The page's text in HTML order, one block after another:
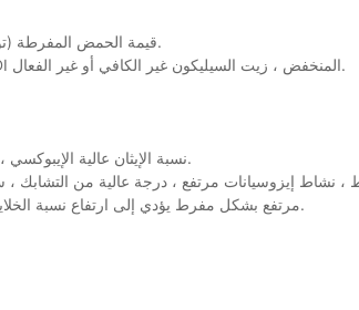
polyolth polyols: قيمة الحمض المفرطة (تؤثر على معدل التفاعل) ، الشوائب العالية ، النشاط المنخفض ، الوزن الجزيئي العالي.
صياغة العملية: الأمين الزائد ، محفز من القصدير المنخفض (الرغوة السريعة والجلد البطيء) ، مؤشر TDI المنخفض ، زيت السيليكون غير الكافي أو غير الفعال.
Polyether Polyols: نسبة الإيثان عالية الإيبوكسي ، نشاط عالي ، تحدث غالبًا عند التحول إلى بوليول بوليول مع مستويات نشاط مختلفة.
تؤدي إلى انخفاض ضغط الرغوة ، مرونة رغوة عالية مما يؤدي إلى ضعف خلايا الخلايا ، مؤشر TDI مرتفع بشكل مفرط يؤدي إلى ارتفاع نسبة الخلايا المغلقة.